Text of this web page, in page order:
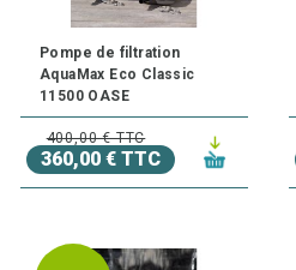
Pompe de filtration
AquaMax Eco Classic
11500 OASE
400,00 € TTC
360,00 € TTC